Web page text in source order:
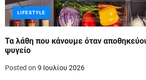
LIFESTYLE
Τα λάθη που κάνουμε όταν
ψυγείο
Posted on 9 Ιουλίου 2026